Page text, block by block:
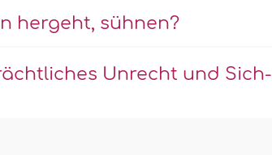
hergeht, sühnen?
Unrecht und Sich-